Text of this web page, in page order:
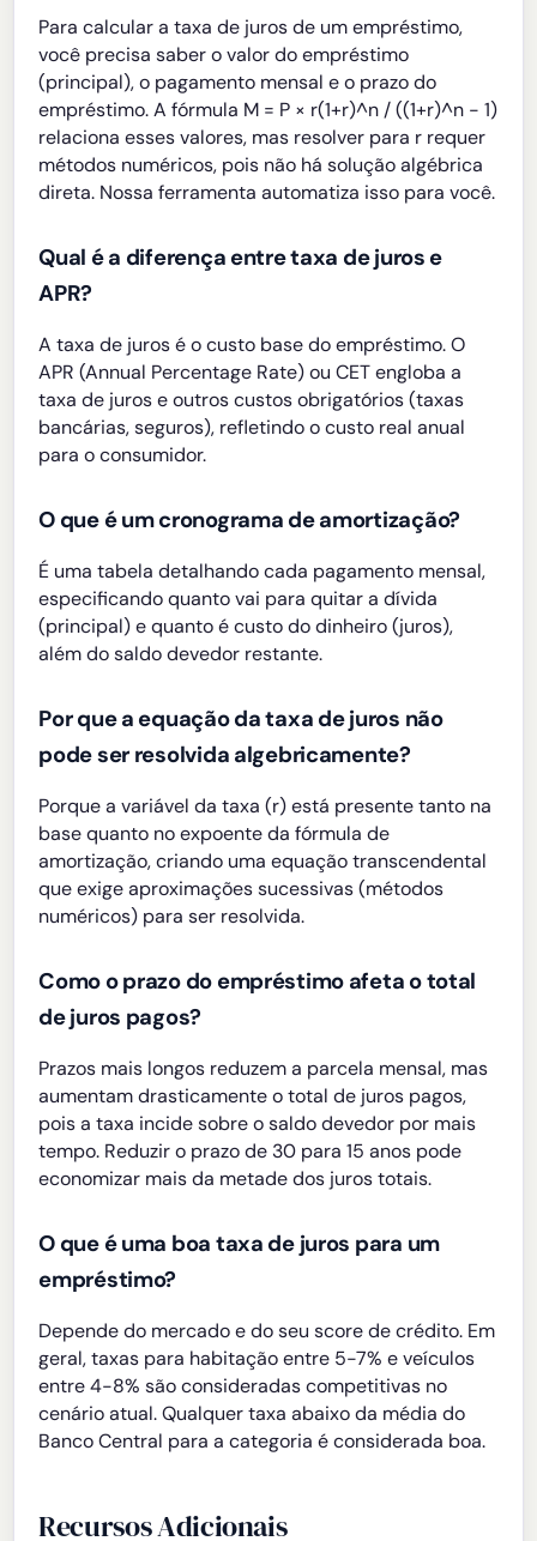
Para calcular a taxa de juros de um empréstimo,
você precisa saber o valor do empréstimo
(principal), o pagamento mensal e o prazo do
empréstimo. A fórmula M = P × r(1+r)^n / ((1+r)^n - 1)
relaciona esses valores, mas resolver para r requer
métodos numéricos, pois não há solução algébrica
direta. Nossa ferramenta automatiza isso para você.
Qual é a diferença entre taxa de juros e
APR?
A taxa de juros é o custo base do empréstimo. O
APR (Annual Percentage Rate) ou CET engloba a
taxa de juros e outros custos obrigatórios (taxas
bancárias, seguros), refletindo o custo real anual
para o consumidor.
O que é um cronograma de amortização?
É uma tabela detalhando cada pagamento mensal,
especificando quanto vai para quitar a dívida
(principal) e quanto é custo do dinheiro (juros),
além do saldo devedor restante.
Por que a equação da taxa de juros não
pode ser resolvida algebricamente?
Porque a variável da taxa (r) está presente tanto na
base quanto no expoente da fórmula de
amortização, criando uma equação transcendental
que exige aproximações sucessivas (métodos
numéricos) para ser resolvida.
Como o prazo do empréstimo afeta o total
de juros pagos?
Prazos mais longos reduzem a parcela mensal, mas
aumentam drasticamente o total de juros pagos,
pois a taxa incide sobre o saldo devedor por mais
tempo. Reduzir o prazo de 30 para 15 anos pode
economizar mais da metade dos juros totais.
O que é uma boa taxa de juros para um
empréstimo?
Depende do mercado e do seu score de crédito. Em
geral, taxas para habitação entre 5-7% e veículos
entre 4-8% são consideradas competitivas no
cenário atual. Qualquer taxa abaixo da média do
Banco Central para a categoria é considerada boa.
Recursos Adicionais